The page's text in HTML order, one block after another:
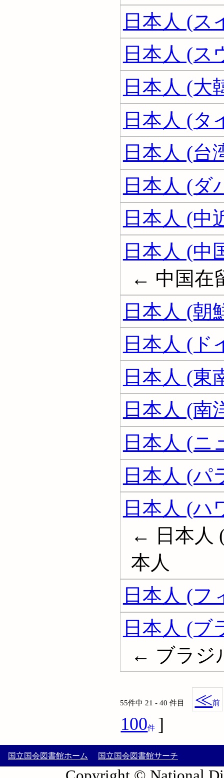
日本人 (ス
日本人 (ス
日本人 (大
日本人 (タ
日本人 (台
日本人 (ダ
日本人 (中
日本人 (中
← 中国在
日本人 (朝
日本人 (ド
日本人 (東
日本人 (南
日本人 (ニ
日本人 (パ
日本人 (ハ
← 日本人
本人
日本人 (フ
日本人 (ブ
← ブラジ
55件中 21 - 40 件目 ≪前
100件 ]
国立国会図書館ホーム 国立国会図書館サーチ